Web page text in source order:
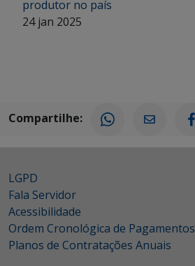
produtor no país
24 jan 2025
Compartilhe:
LGPD
Fala Servidor
Acessibilidade
Ordem Cronológica de Pagamentos
Planos de Contratações Anuais